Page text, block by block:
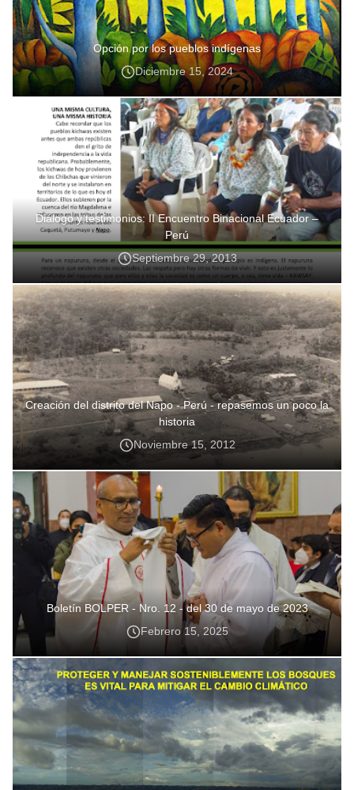
Opción por los pueblos indígenas
Diciembre 15, 2024
Diálogo y testimonios: II Encuentro Binacional Ecuador –
Perú
Septiembre 29, 2013
Creación del distrito del Napo - Perú - repasemos un poco la
historia
Noviembre 15, 2012
Boletín BOLPER - Nro. 12 - del 30 de mayo de 2023
Febrero 15, 2025